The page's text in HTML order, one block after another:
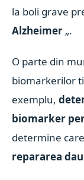
la boli grave
Alzheimer „.
O parte din
biomarkerilor
exemplu,
biomarker
determine care
repararea